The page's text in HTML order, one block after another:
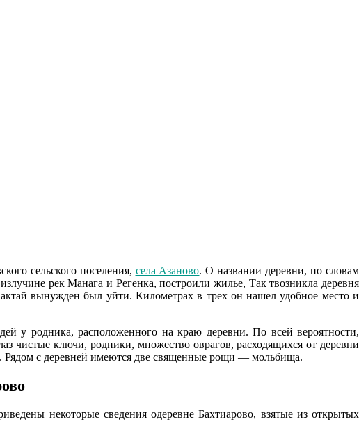
сельского поселения, села Азаново. О названии деревни, по словам
рек Манага и Регенка, построили жилье, Так твозникла деревня
вынужден был уйти. Километрах в трех он нашел удобное место и
у родника, расположенного на краю деревни. По всей вероятности,
чистые ключи, родники, множество оврагов, расходящихся от деревни
с деревней имеются две священные рощи — мольбища.
некоторые сведения одеревне Бахтиарово, взятые из открытых